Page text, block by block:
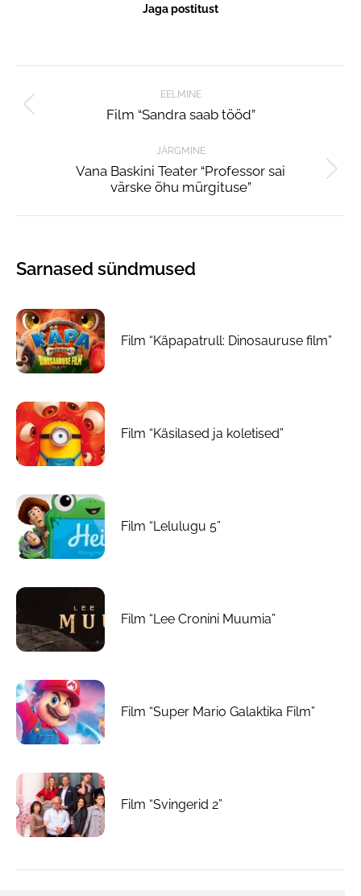
Jaga postitust
navigation
EELMINE
Previous
Film “Sandra saab tööd”
JÄRGMINE
Next
Vana Baskini Teater “Professor sai
värske õhu mürgituse”
Sarnased sündmused
Film “Käpapatrull: Dinosauruse film”
Film “Käsilased ja koletised”
Film “Lelulugu 5”
Film “Lee Cronini Muumia”
Film “Super Mario Galaktika Film”
Film “Svingerid 2”